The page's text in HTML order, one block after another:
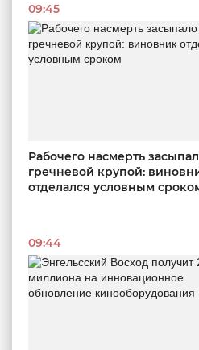
09:45
Рабочего насмерть
гречневой крупой:
отделался условным
09:44